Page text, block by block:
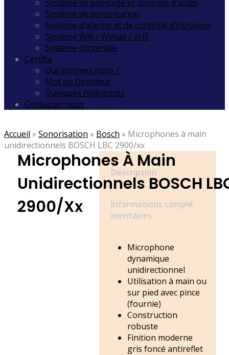
Système de pointage et contrôle d’accès
Système de sonorisation
Système d’alarme et de contrôle d’intrusion
Système Wifi / Wimax / VHF
Système d’incendie
Certifia
Qui sommes nous ?
Mot du Directeur
Quelques références
Contactez nous
Accueil » Sonorisation » Bosch » Microphones à main
unidirectionnels BOSCH LBC 2900/xx
Microphones À Main
Unidirectionnels BOSCH
2900/xx
Description
Informations complé
mentaires
Microphone
dynamique
unidirectionnel
Utilisation à main ou
sur pied avec pince
(fournie)
Construction
robuste
Finition moderne
gris foncé antireflet